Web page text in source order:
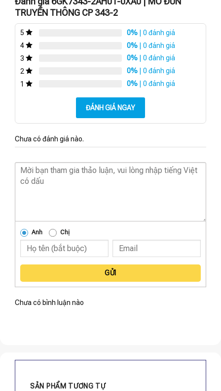
TRUYỀN THÔNG CP 343-2
5 0% | 0 đánh giá
4
0% | 0 đánh giá
3
0% | 0 đánh giá
2
0% | 0 đánh giá
1
0% | 0 đánh giá
ĐÁNH GIÁ NGAY
Chưa có đánh giá nào.
Anh Chị
GỬI
Chưa có bình luận nào
SẢN PHẨM TƯƠNG TỰ